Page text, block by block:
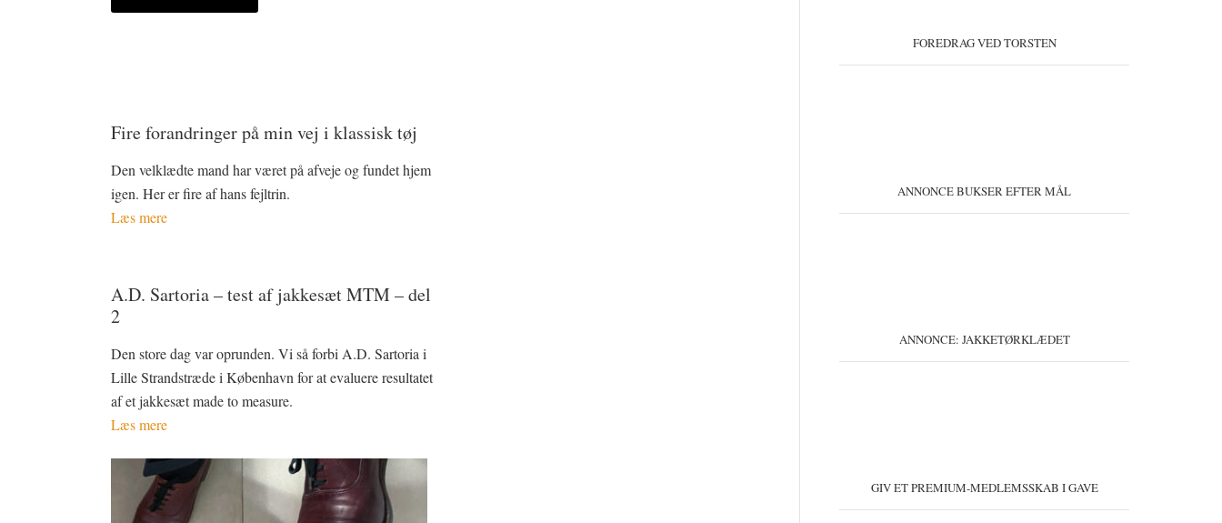
Fire forandringer på min vej i klassisk tøj
Den velklædte mand har været på afveje og fundet hjem
igen. Her er fire af hans fejltrin.
Læs mere
A.D. Sartoria – test af jakkesæt MTM – del
2
Den store dag var oprunden. Vi så forbi A.D. Sartoria i
Lille Strandstræde i København for at evaluere resultatet
af et jakkesæt made to measure.
Læs mere
FOREDRAG VED TORSTEN
ANNONCE BUKSER EFTER MÅL
ANNONCE: JAKKETØRKLÆDET
GIV ET PREMIUM-MEDLEMSSKAB I GAVE